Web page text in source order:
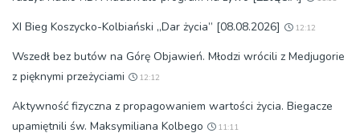
XI Bieg Koszycko-Kolbiański „Dar życia” [08.08.2026] 12:12
Wszedł bez butów na Górę Objawień. Młodzi wrócili z Medjugorie
z pięknymi przeżyciami
12:12
Aktywność fizyczna z propagowaniem wartości życia. Biegacze
upamiętnili św. Maksymiliana Kolbego
11:11